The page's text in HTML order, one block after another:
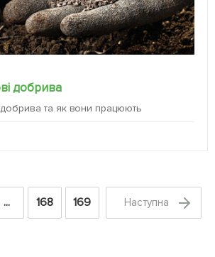
добрива
та як вони працюють
... 168 169 Наступна